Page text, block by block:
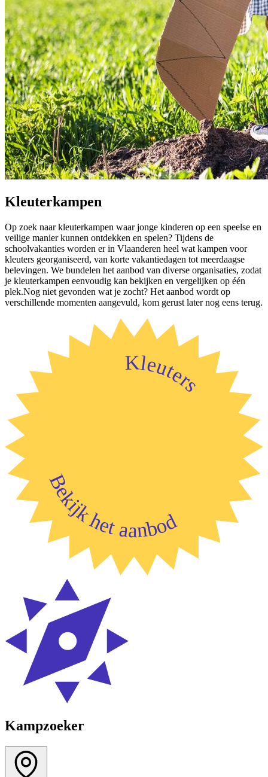
Kleuterkampen
Op zoek naar kleuterkampen waar jonge kinderen op een speelse en
veilige manier kunnen ontdekken en spelen? Tijdens de
schoolvakanties worden er in Vlaanderen heel wat kampen voor
kleuters georganiseerd, van korte vakantiedagen tot meerdaagse
belevingen. We bundelen het aanbod van diverse organisaties, zodat
je kleuterkampen eenvoudig kan bekijken en vergelijken op één
plek.Nog niet gevonden wat je zocht? Het aanbod wordt op
verschillende momenten aangevuld, kom gerust later nog eens terug.
Kleuters
Bekijk het aanbod
Kampzoeker